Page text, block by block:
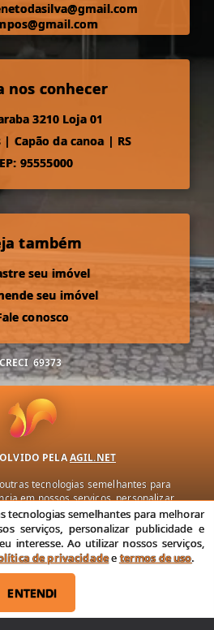
nos conhecer
3210 Loja 01
| Capão da canoa | RS
95555000
também
seu imóvel
seu imóvel
conosco
69373
PELAAGIL.NET
tecnologias semelhantes para
em nossos serviços, personalizar
conteúdo de seu interesse. Ao utilizar
com nossa política de privacidade e
de uso.
Termos de uso
tecnologias semelhantes para melhorar
serviços, personalizar publicidade e
interesse. Ao utilizar nossos serviços,
de privacidadeetermos de uso.
ENTENDI